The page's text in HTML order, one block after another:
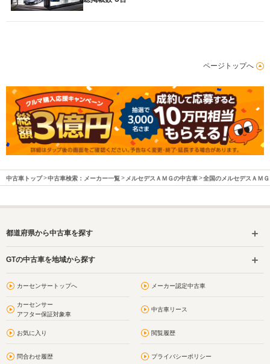
ページトップへ
中古車トップ 中古車検索：メーカー一覧 メルセデスＡＭＧの中古車 全国のメルセデスＡＭＧ
都道府県から中古車を探す
GTの中古車を地域から探す
カーセンサートップへ メーカー認定中古車
カーセンサー
アフター保証対象車
中古車リース
お気に入り 閲覧履歴
問合わせ履歴 プライバシーポリシー